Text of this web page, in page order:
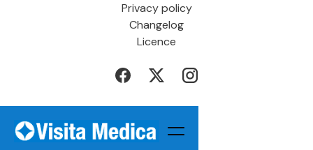
Privacy policy
Changelog
Licence